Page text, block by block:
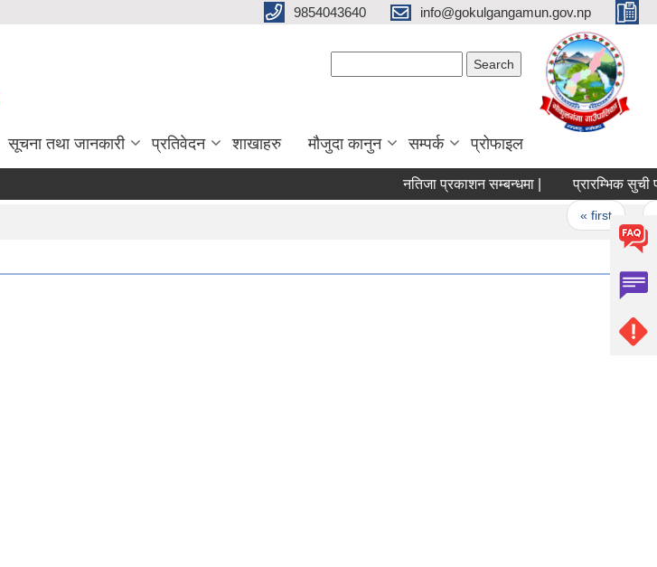
9854043640 info@gokulgangamun.gov.np
सूचना तथा जानकारी प्रतिवेदन शाखाहरु मौजुदा कानुन सम्पर्क प्रोफाइल
नतिजा प्रकाशन सम्बन्धमा | प्रारम्भिक सुची
« first